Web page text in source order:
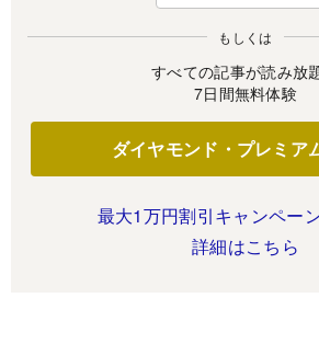
もしくは
すべての記事が読み放
7日間無料体験
ダイヤモンド・プレミア
最大1万円割引キャンペー
詳細はこちら